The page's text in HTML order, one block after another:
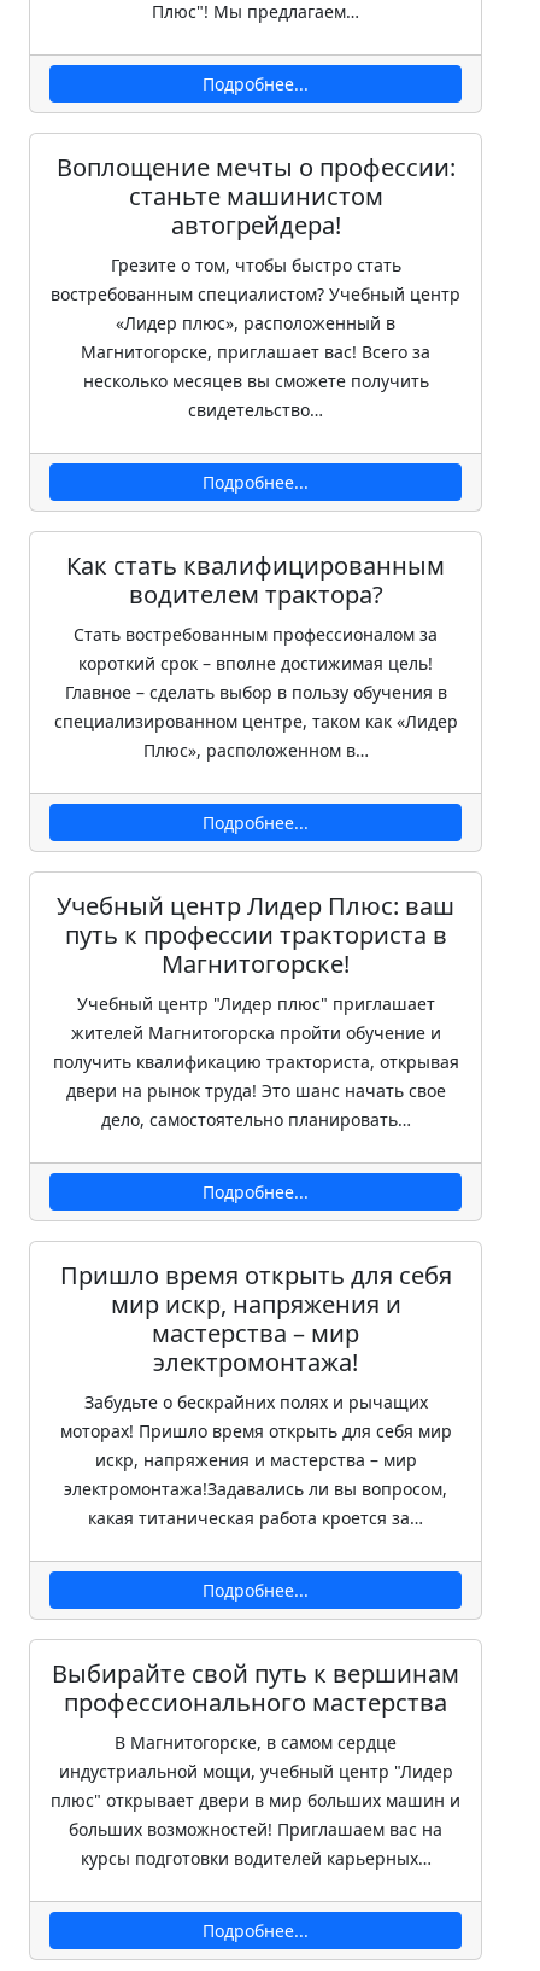
Плюс"! Мы предлагаем…
Подробнее...
Воплощение мечты о профессии:
станьте машинистом
автогрейдера!
Грезите о том, чтобы быстро стать
востребованным специалистом? Учебный центр
«Лидер плюс», расположенный в
Магнитогорске, приглашает вас! Всего за
несколько месяцев вы сможете получить
свидетельство…
Подробнее...
Как стать квалифицированным
водителем трактора?
Стать востребованным профессионалом за
короткий срок – вполне достижимая цель!
Главное – сделать выбор в пользу обучения в
специализированном центре, таком как «Лидер
Плюс», расположенном в…
Подробнее...
Учебный центр Лидер Плюс: ваш
путь к профессии тракториста в
Магнитогорске!
Учебный центр "Лидер плюс" приглашает
жителей Магнитогорска пройти обучение и
получить квалификацию тракториста, открывая
двери на рынок труда! Это шанс начать свое
дело, самостоятельно планировать…
Подробнее...
Пришло время открыть для себя
мир искр, напряжения и
мастерства – мир
электромонтажа!
Забудьте о бескрайних полях и рычащих
моторах! Пришло время открыть для себя мир
искр, напряжения и мастерства – мир
электромонтажа!Задавались ли вы вопросом,
какая титаническая работа кроется за…
Подробнее...
Выбирайте свой путь к вершинам
профессионального мастерства
В Магнитогорске, в самом сердце
индустриальной мощи, учебный центр "Лидер
плюс" открывает двери в мир больших машин и
больших возможностей! Приглашаем вас на
курсы подготовки водителей карьерных…
Подробнее...